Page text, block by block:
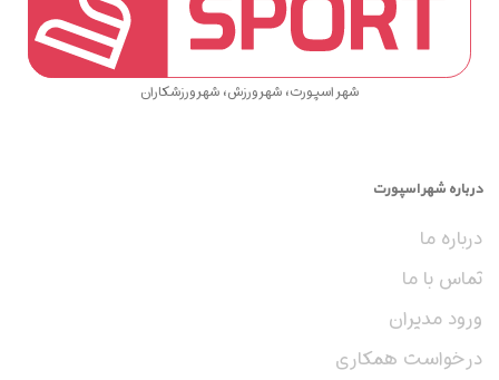
4. از دوستان و آشنایان: از دوستانی که با ورزش و مکان‌های ورزشی شیراز آشنا هستند،
با این روش‌ها، می‌توانید به راحتی سالن والیبال مدنظرتان را پیدا کرده و رزرو کنید.
شهر اسپورت، شهر ورزش، شهر ورزشکاران
درباره شهر اسپورت
درباره ما
تماس با ما
ورود مدیران
درخواست همکاری